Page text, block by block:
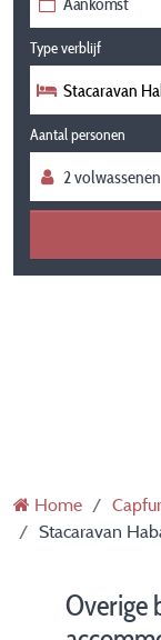
Type verblijf
Stacaravan
Aantal personen
Home
Stacaravan
Overige